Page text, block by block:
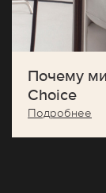
Почему
Choice
Подробнее